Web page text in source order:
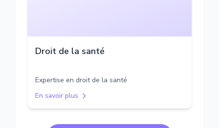
Droit de la santé
Expertise en droit de la santé
En savoir plus